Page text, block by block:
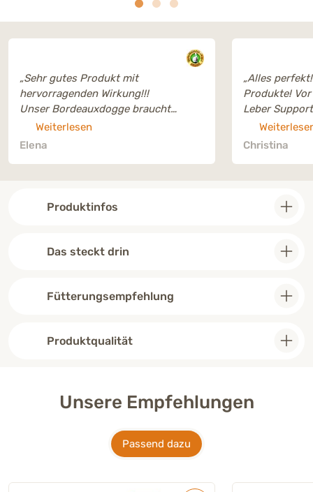
„Sehr gutes Produkt mit
hervorragenden Wirkung!!!
Unser Bordeauxdogge braucht
zwischendurch Unterstützung für
seine Verdauung. Leber Support
2xmal im Jahr zusätzlich zur Darm
Weiterlesen
Elena
„Alles
Produkte!
Leber
Christina
Produktinfos
Das steckt drin
Fütterungsempfehlung
Produktqualität
Unsere Empfehlungen
Passend dazu